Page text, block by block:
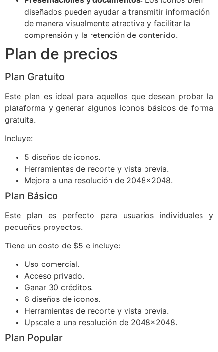
diseñados pueden ayudar a transmitir información
de manera visualmente atractiva y facilitar la
comprensión y la retención de contenido.
Plan de precios
Plan Gratuito
Este plan es ideal para aquellos que desean probar la
plataforma y generar algunos iconos básicos de forma
gratuita.
Incluye:
5 diseños de iconos.
Herramientas de recorte y vista previa.
Mejora a una resolución de 2048x2048.
Plan Básico
Este plan es perfecto para usuarios individuales y
pequeños proyectos.
Tiene un costo de $5 e incluye:
Uso comercial.
Acceso privado.
Ganar 30 créditos.
6 diseños de iconos.
Herramientas de recorte y vista previa.
Upscale a una resolución de 2048x2048.
Plan Popular